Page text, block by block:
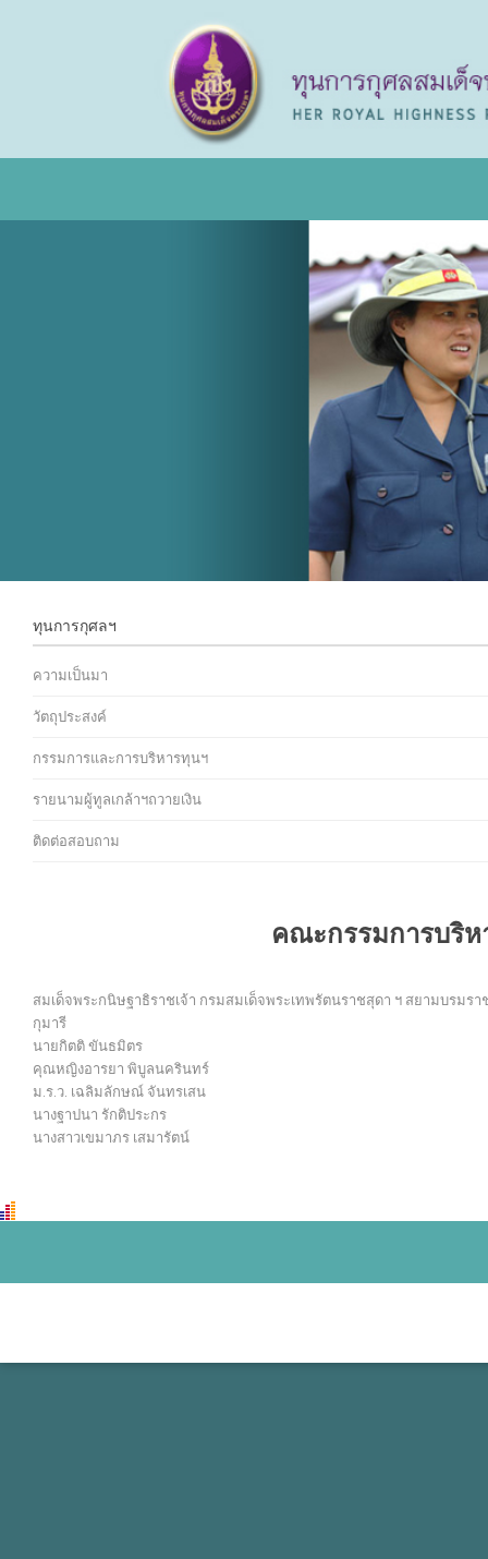
ทุนการกุศลฯ
ความเป็นมา
วัตถุประสงค์
กรรมการและการบริหารทุนฯ
รายนามผู้ทูลเกล้าฯถวายเงิน
ติดต่อสอบถาม
คณะกรรมการบริ
สมเด็จพระกนิษฐาธิราชเจ้า กรมสมเด็จพระเทพรัตนราชสุดา ฯ สยามบรมรา
กุมารี
นายกิตติ ขันธมิตร
คุณหญิงอารยา พิบูลนครินทร์
ม.ร.ว. เฉลิมลักษณ์ จันทรเสน
นางฐาปนา รักติประกร
นางสาวเขมาภร เสมารัตน์